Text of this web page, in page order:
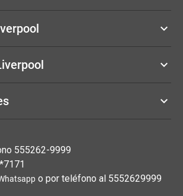
keyboard_arrow_down
keyboard_arrow_down
keyboard_arrow_down
555262-9999
o por teléfono al 5552629999